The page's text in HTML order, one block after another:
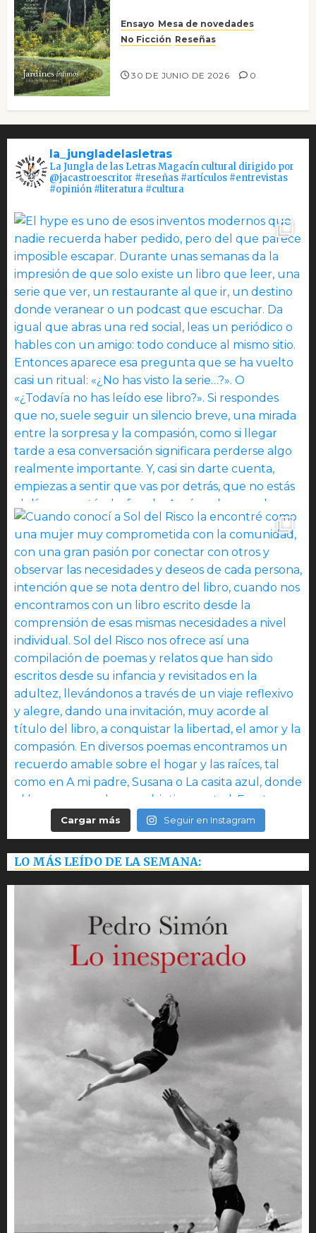
Ensayo Mesa de novedades
No Ficción Reseñas
30 DE JUNIO DE 2026 0
la_jungladelasletras
La Jungla de las Letras Magacín cultural dirigido por
@jacastroescritor #reseñas #artículos #entrevistas
#opinión #literatura #cultura
Cargar más Seguir en Instagram
LO MÁS LEÍDO DE LA SEMANA: